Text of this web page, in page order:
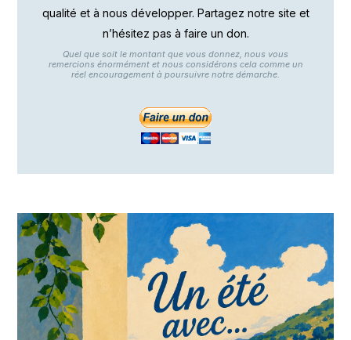
qualité et à nous développer. Partagez notre site et
n’hésitez pas à faire un don.
Quel que soit le montant que vous donnez, nous vous
remercions énormément et nous considérons cela comme un
réel encouragement à poursuivre notre démarche.